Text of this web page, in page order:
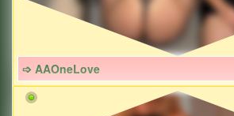
➩ AAOneLove